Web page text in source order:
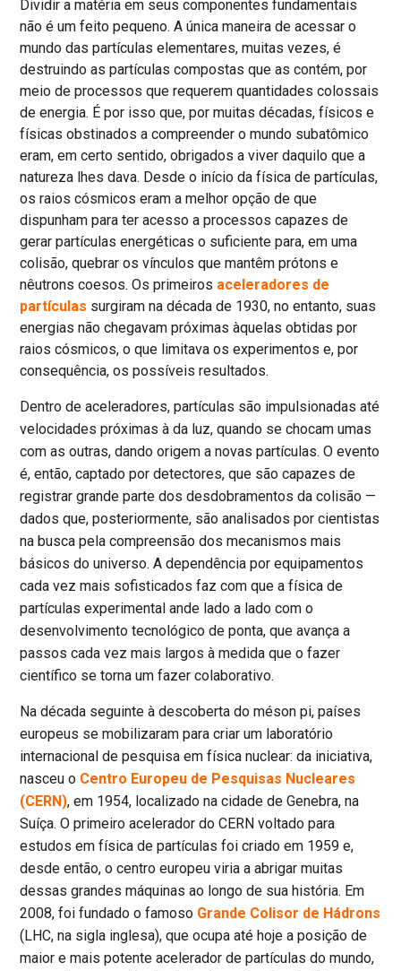
Dividir a matéria em seus componentes fundamentais
não é um feito pequeno. A única maneira de acessar o
mundo das partículas elementares, muitas vezes, é
destruindo as partículas compostas que as contém, por
meio de processos que requerem quantidades colossais
de energia. É por isso que, por muitas décadas, físicos e
físicas obstinados a compreender o mundo subatômico
eram, em certo sentido, obrigados a viver daquilo que a
natureza lhes dava. Desde o início da física de partículas,
os raios cósmicos eram a melhor opção de que
dispunham para ter acesso a processos capazes de
gerar partículas energéticas o suficiente para, em uma
colisão, quebrar os vínculos que mantêm prótons e
nêutrons coesos. Os primeiros aceleradores de
partículas surgiram na década de 1930, no entanto, suas
energias não chegavam próximas àquelas obtidas por
raios cósmicos, o que limitava os experimentos e, por
consequência, os possíveis resultados.
Dentro de aceleradores, partículas são impulsionadas até
velocidades próximas à da luz, quando se chocam umas
com as outras, dando origem a novas partículas. O evento
é, então, captado por detectores, que são capazes de
registrar grande parte dos desdobramentos da colisão —
dados que, posteriormente, são analisados por cientistas
na busca pela compreensão dos mecanismos mais
básicos do universo. A dependência por equipamentos
cada vez mais sofisticados faz com que a física de
partículas experimental ande lado a lado com o
desenvolvimento tecnológico de ponta, que avança a
passos cada vez mais largos à medida que o fazer
científico se torna um fazer colaborativo.
Na década seguinte à descoberta do méson pi, países
europeus se mobilizaram para criar um laboratório
internacional de pesquisa em física nuclear: da iniciativa,
nasceu o Centro Europeu de Pesquisas Nucleares
(CERN), em 1954, localizado na cidade de Genebra, na
Suíça. O primeiro acelerador do CERN voltado para
estudos em física de partículas foi criado em 1959 e,
desde então, o centro europeu viria a abrigar muitas
dessas grandes máquinas ao longo de sua história. Em
2008, foi fundado o famoso Grande Colisor de Hádrons
(LHC, na sigla inglesa), que ocupa até hoje a posição de
maior e mais potente acelerador de partículas do mundo,